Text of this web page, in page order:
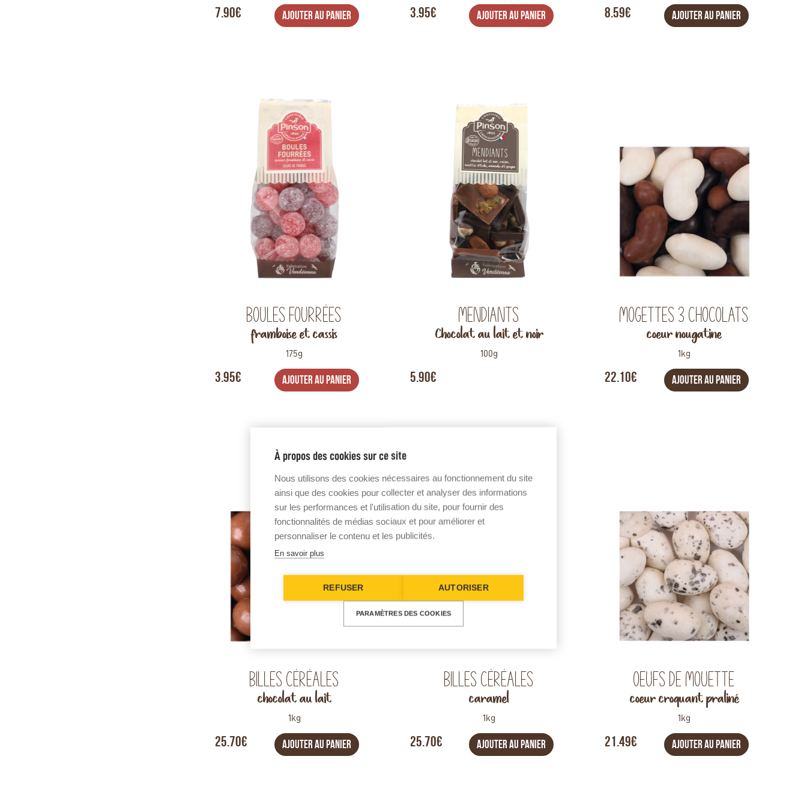
7.90€ AJOUTER AU PANIER 3.95€ AJOUTER AU PANIER 8.59€ AJOUTER AU PANIER
Boules fourrées
framboise et cassis
175g
3.95€ AJOUTER AU PANIER
Mendiants
Chocolat au lait et noir
100g
5.90€
Mogettes 3 chocolats
coeur nougatine
1kg
22.10€ AJOUTER AU PANIER
Billes céréales
chocolat au lait
1kg
25.70€ AJOUTER AU PANIER
Billes céréales
caramel
1kg
25.70€ AJOUTER AU PANIER
Oeufs de Mouette
coeur croquant praliné
1kg
21.49€ AJOUTER AU PANIER
À propos des cookies sur ce site
Nous utilisons des cookies nécessaires au fonctionnement du site
ainsi que des cookies pour collecter et analyser des informations
sur les performances et l'utilisation du site, pour fournir des
fonctionnalités de médias sociaux et pour améliorer et
personnaliser le contenu et les publicités.
En savoir plus
REFUSER AUTORISER
PARAMÈTRES DES COOKIES